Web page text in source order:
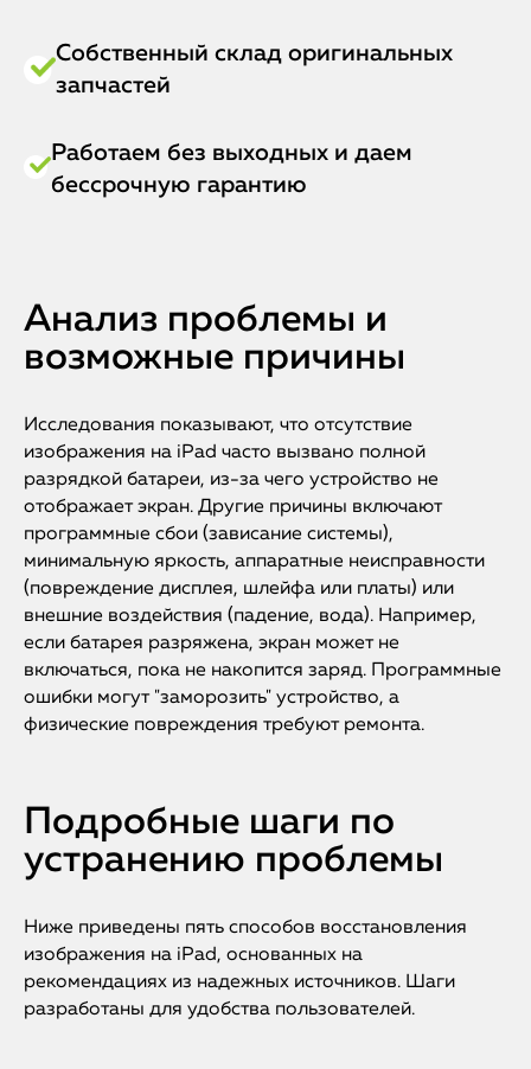
Собственный склад оригинальных
запчастей
Работаем без выходных и даем
бессрочную гарантию
Анализ проблемы и
возможные причины
Исследования показывают, что отсутствие
изображения на iPad часто вызвано полной
разрядкой батареи, из-за чего устройство не
отображает экран. Другие причины включают
программные сбои (зависание системы),
минимальную яркость, аппаратные неисправности
(повреждение дисплея, шлейфа или платы) или
внешние воздействия (падение, вода). Например,
если батарея разряжена, экран может не
включаться, пока не накопится заряд. Программные
ошибки могут "заморозить" устройство, а
физические повреждения требуют ремонта.
Подробные шаги по
устранению проблемы
Ниже приведены пять способов восстановления
изображения на iPad, основанных на
рекомендациях из надежных источников. Шаги
разработаны для удобства пользователей.